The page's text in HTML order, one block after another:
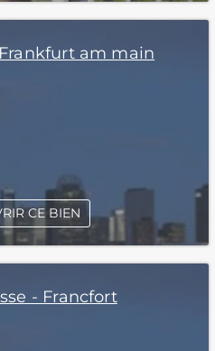
am main
CE BIEN
- Francfort